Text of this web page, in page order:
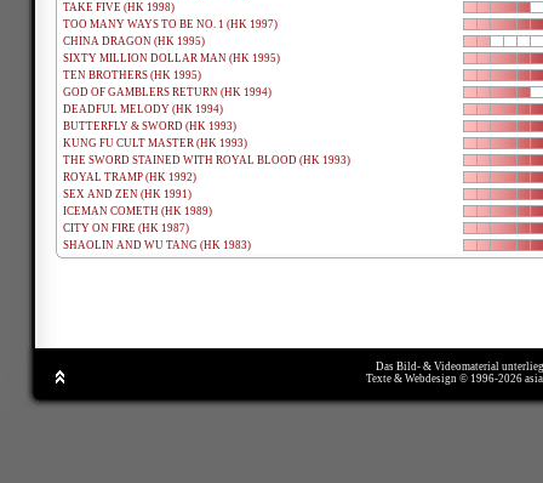
TAKE FIVE (HK 1998)
TOO MANY WAYS TO BE NO. 1 (HK 1997)
CHINA DRAGON (HK 1995)
SIXTY MILLION DOLLAR MAN (HK 1995)
TEN BROTHERS (HK 1995)
GOD OF GAMBLERS RETURN (HK 1994)
DEADFUL MELODY (HK 1994)
BUTTERFLY & SWORD (HK 1993)
KUNG FU CULT MASTER (HK 1993)
THE SWORD STAINED WITH ROYAL BLOOD (HK 1993)
ROYAL TRAMP (HK 1992)
SEX AND ZEN (HK 1991)
ICEMAN COMETH (HK 1989)
CITY ON FIRE (HK 1987)
SHAOLIN AND WU TANG (HK 1983)
Das Bild- & Videomaterial
Texte & Webdesign © 1996-2026